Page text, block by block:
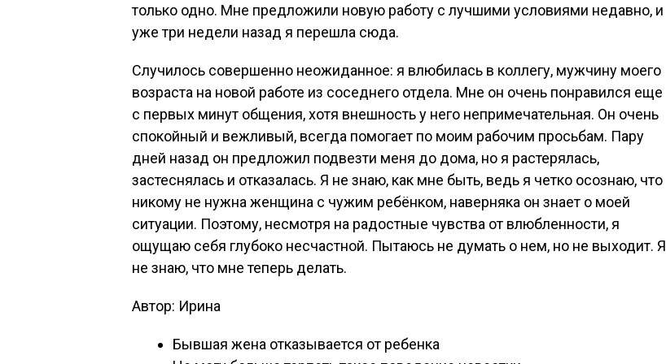
только одно. Мне предложили новую работу с лучшими условиями недавно, и
уже три недели назад я перешла сюда.
Случилось совершенно неожиданное: я влюбилась в коллегу, мужчину моего
возраста на новой работе из соседнего отдела. Мне он очень понравился еще
с первых минут общения, хотя внешность у него непримечательная. Он очень
спокойный и вежливый, всегда помогает по моим рабочим просьбам. Пару
дней назад он предложил подвезти меня до дома, но я растерялась,
застеснялась и отказалась. Я не знаю, как мне быть, ведь я четко осознаю, что
никому не нужна женщина с чужим ребёнком, наверняка он знает о моей
ситуации. Поэтому, несмотря на радостные чувства от влюбленности, я
ощущаю себя глубоко несчастной. Пытаюсь не думать о нем, но не выходит. Я
не знаю, что мне теперь делать.
Автор: Ирина
Бывшая жена отказывается от ребенка